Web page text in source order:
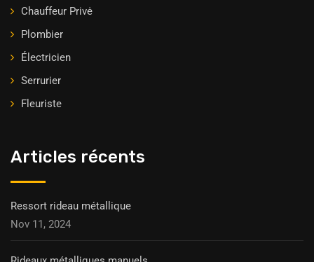
Chauffeur Privė
Plombier
Électricien
Serrurier
Fleuriste
Articles récents
Ressort rideau métallique
Nov 11, 2024